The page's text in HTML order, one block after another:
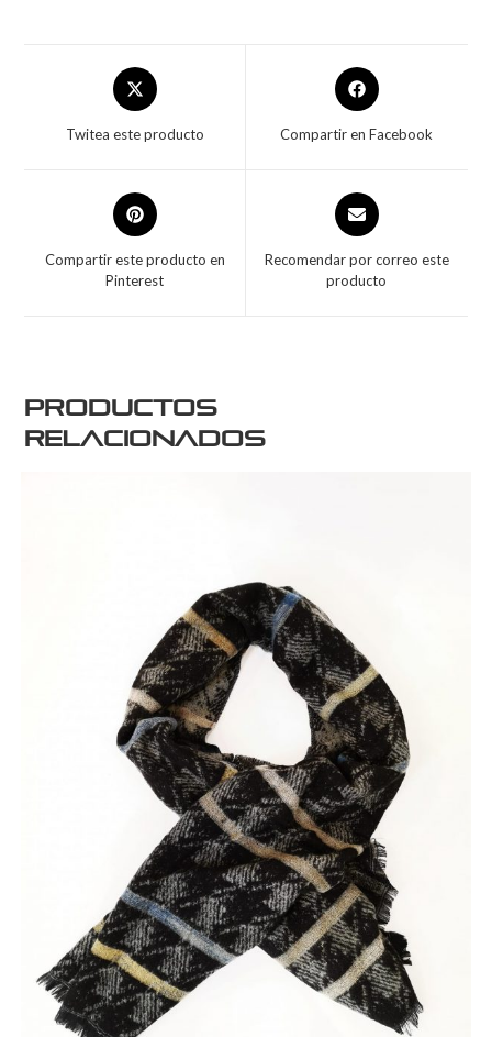
Twitea este producto Compartir en Facebook
Compartir este producto en
Pinterest
Recomendar por correo este
producto
Productos
relacionados